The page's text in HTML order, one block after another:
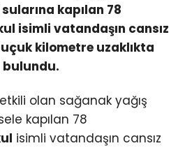
kapılan 78
isimli vatandaşın cansız
kilometre uzaklıkta
bulundu.
olan sağanak yağış
kapılan 78
isimli vatandaşın cansız